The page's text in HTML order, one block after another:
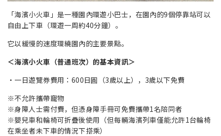
「海濱小火車」是一種園內環遊小巴士，在園內的9個停靠站可以
自由上下車（環遊一周約40分鐘）。
它以緩慢的速度環繞園內的主要景點。
＜海濱小火車（普通班次）的基本資訊＞
一日遊覽券費用：600日圓（3歲以上），3歲以下免費
※不允許攜帶寵物
※身障人士需付費，但憑身障手冊可免費攜帶1名陪同者
※嬰兒車和輪椅可折疊後使用（但每輛海濱列車僅能允許1台輪椅
在乘坐者未下車的情況下搭乘）